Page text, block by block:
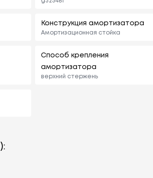
Конструкция амортизатора
Амортизационная стойка
Способ крепления
амортизатора
верхний стержень